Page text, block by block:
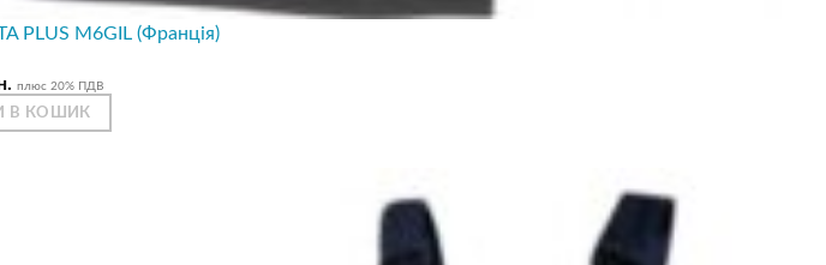
PLUS M6GIL (Франція)
плюс 20% ПДВ
В КОШИК